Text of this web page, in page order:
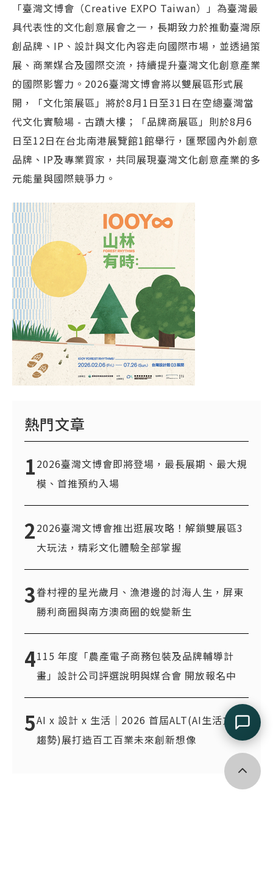
「臺灣文博會（Creative EXPO Taiwan）」為臺灣最
具代表性的文化創意展會之一，長期致力於推動臺灣原
創品牌、IP、設計與文化內容走向國際市場，並透過策
展、商業媒合及國際交流，持續提升臺灣文化創意產業
的國際影響力。2026臺灣文博會將以雙展區形式展
開，「文化策展區」將於8月1日至31日在空總臺灣當
代文化實驗場 - 古蹟大樓；「品牌商展區」則於8月6
日至12日在台北南港展覽館1館舉行，匯聚國內外創意
品牌、IP及專業買家，共同展現臺灣文化創意產業的多
元能量與國際競爭力。
熱門文章
12026臺灣文博會即將登場，最長展期、最大規
模、首推預約入場
22026臺灣文博會推出逛展攻略！解鎖雙展區3
大玩法，精彩文化體驗全部掌握
3眷村裡的星光歲月、漁港邊的討海人生，屏東
勝利商圈與南方澳商圈的蛻變新生
4115 年度「農產電子商務包裝及品牌輔導計
畫」設計公司評選說明與媒合會 開放報名中
5AI x 設計 x 生活｜2026 首屆ALT(AI生活方式
趨勢)展打造百工百業未來創新想像
回到頂端